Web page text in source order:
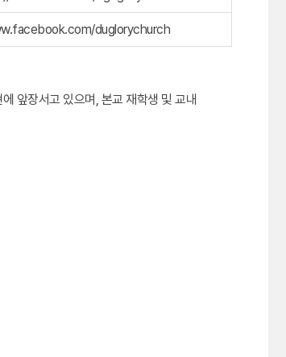
duglorychurch
앞장서고 있으며, 본교 재학생 및 교내